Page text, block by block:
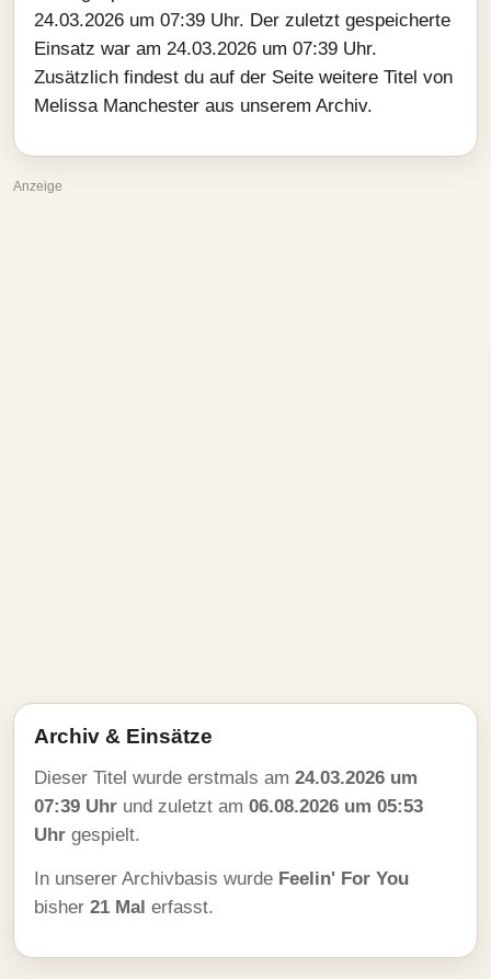
24.03.2026 um 07:39 Uhr. Der zuletzt gespeicherte
Einsatz war am 24.03.2026 um 07:39 Uhr.
Zusätzlich findest du auf der Seite weitere Titel von
Melissa Manchester aus unserem Archiv.
Anzeige
Archiv & Einsätze
Dieser Titel wurde erstmals am 24.03.2026 um
07:39 Uhr und zuletzt am 06.08.2026 um 05:53
Uhr gespielt.
In unserer Archivbasis wurde Feelin' For You
bisher 21 Mal erfasst.